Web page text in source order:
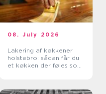
08. July 2026
Lakering af køkkener
holstebro: sådan får du
et køkken der føles som